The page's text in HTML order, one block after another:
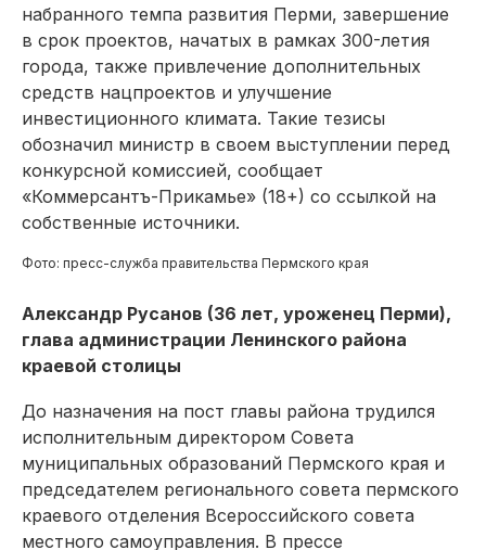
набранного темпа развития Перми, завершение
в срок проектов, начатых в рамках 300-летия
города, также привлечение дополнительных
средств нацпроектов и улучшение
инвестиционного климата. Такие тезисы
обозначил министр в своем выступлении перед
конкурсной комиссией, сообщает
«Коммерсантъ-Прикамье» (18+) со ссылкой на
собственные источники.
Фото: пресс-служба правительства Пермского края
Александр Русанов (36 лет, уроженец Перми),
глава администрации Ленинского района
краевой столицы
До назначения на пост главы района трудился
исполнительным директором Совета
муниципальных образований Пермского края и
председателем регионального совета пермского
краевого отделения Всероссийского совета
местного самоуправления. В прессе